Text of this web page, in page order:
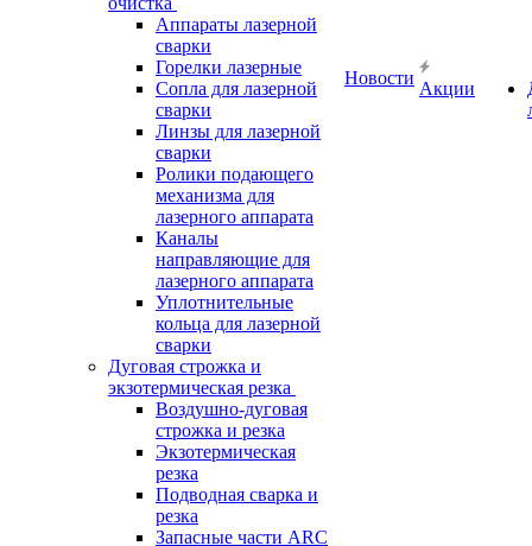
Аппараты лазерной
сварки
Горелки лазерные
Сопла для лазерной
сварки
Линзы для лазерной
сварки
Ролики подающего
механизма для
лазерного аппарата
Каналы
направляющие для
лазерного аппарата
Уплотнительные
кольца для лазерной
сварки
Дуговая строжка и
экзотермическая резка
Воздушно-дуговая
строжка и резка
Экзотермическая
резка
Подводная сварка и
резка
Запасные части ARC
Новости
Акции